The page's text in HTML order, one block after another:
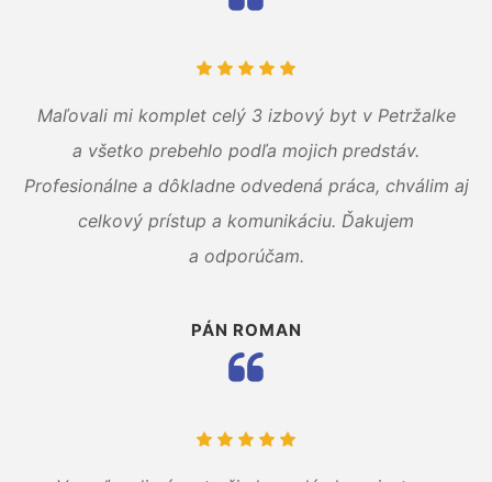
Maľovali mi komplet celý 3 izbový byt v Petržalke
a všetko prebehlo podľa mojich predstáv.
Profesionálne a dôkladne odvedená práca, chválim aj
celkový prístup a komunikáciu. Ďakujem
a odporúčam.
PÁN ROMAN